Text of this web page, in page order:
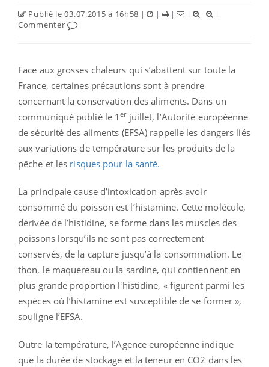
Publié le 03.07.2015 à 16h58 | | | |
|
Commenter
Face aux grosses chaleurs qui s’abattent sur toute la
France, certaines précautions sont à prendre
concernant la conservation des aliments. Dans un
communiqué publié le 1erjuillet, l’Autorité européenne
de sécurité des aliments (EFSA) rappelle les dangers liés
aux variations de température sur les produits de la
pêche et les risques pour la santé.
La principale cause d’intoxication après avoir
consommé du poisson est l’histamine. Cette molécule,
dérivée de l’histidine, se forme dans les muscles des
poissons lorsqu’ils ne sont pas correctement
conservés, de la capture jusqu’à la consommation. Le
thon, le maquereau ou la sardine, qui contiennent en
plus grande proportion l'histidine, « figurent parmi les
espèces où l’histamine est susceptible de se former »,
souligne l’EFSA.
Outre la température, l’Agence européenne indique
que la durée de stockage et la teneur en CO2 dans les